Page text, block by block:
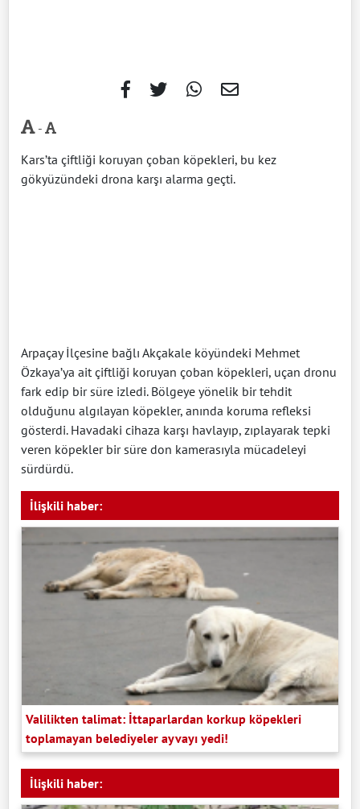
-
Kars’ta çiftliği koruyan çoban köpekleri, bu kez
gökyüzündeki drona karşı alarma geçti.
Arpaçay İlçesine bağlı Akçakale köyündeki Mehmet
Özkaya’ya ait çiftliği koruyan çoban köpekleri, uçan dronu
fark edip bir süre izledi. Bölgeye yönelik bir tehdit
olduğunu algılayan köpekler, anında koruma refleksi
gösterdi. Havadaki cihaza karşı havlayıp, zıplayarak tepki
veren köpekler bir süre don kamerasıyla mücadeleyi
sürdürdü.
İlişkili haber:
Valilikten talimat: İttaparlardan korkup köpekleri
toplamayan belediyeler ayvayı yedi!
İlişkili haber: